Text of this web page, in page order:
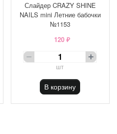
Слайдер CRAZY SHINE
NAILS mini Летние бабочки
№1153
120 ₽
шт
В корзину